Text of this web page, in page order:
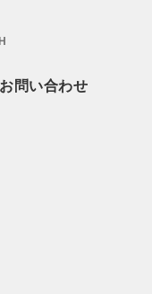
お問い合わせ